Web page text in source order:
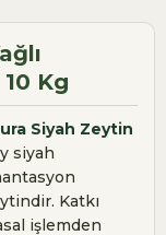
Kg
Siyah Zeytin
siyah
Katkı
işlemden